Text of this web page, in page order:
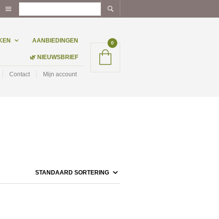
AANBIEDINGEN
🌿 NIEUWSBRIEF
Contact Mijn account
0